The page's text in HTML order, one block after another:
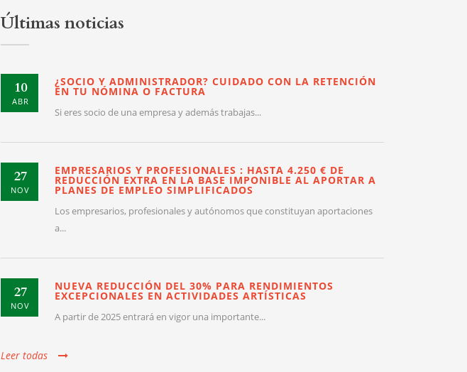
Últimas noticias
10
ABR
¿SOCIO Y ADMINISTRADOR? CUIDADO CON LA RETENCIÓN
EN TU NÓMINA O FACTURA
Si eres socio de una empresa y además trabajas...
27
NOV
EMPRESARIOS Y PROFESIONALES : HASTA 4.250 € DE
REDUCCIÓN EXTRA EN LA BASE IMPONIBLE AL APORTAR A
PLANES DE EMPLEO SIMPLIFICADOS
Los empresarios, profesionales y autónomos que constituyan aportaciones
a...
27
NOV
NUEVA REDUCCIÓN DEL 30% PARA RENDIMIENTOS
EXCEPCIONALES EN ACTIVIDADES ARTÍSTICAS
A partir de 2025 entrará en vigor una importante...
Leer todas